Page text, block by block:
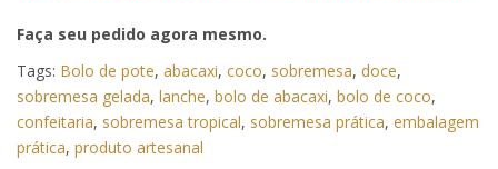
Faça seu pedido agora mesmo.
Tags: Bolo de pote, abacaxi, coco, sobremesa, doce,
sobremesa gelada, lanche, bolo de abacaxi, bolo de coco,
confeitaria, sobremesa tropical, sobremesa prática, embalagem
prática, produto artesanal